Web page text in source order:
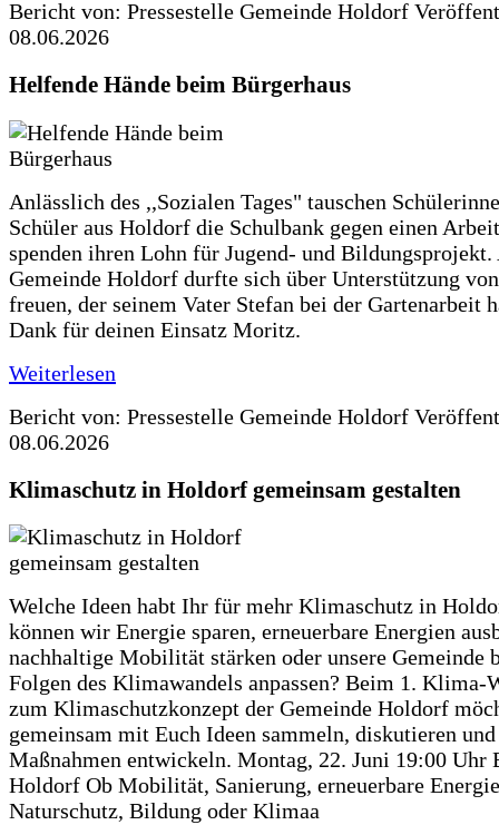
Bericht von: Pressestelle Gemeinde Holdorf
08.06.2026
Helfende Hände beim Bürgerhaus
Anlässlich des ,,Sozialen Tages" tauschen
Schüler aus Holdorf die Schulbank gegen einen
spenden ihren Lohn für Jugend- und Bildungsprojekt.
Gemeinde Holdorf durfte sich über Unterstützung
freuen, der seinem Vater Stefan bei der Gartenarbeit
Dank für deinen Einsatz Moritz.
Weiterlesen
Bericht von: Pressestelle Gemeinde Holdorf
08.06.2026
Klimaschutz in Holdorf gemeinsam gestalten
Welche Ideen habt Ihr für mehr Klimaschutz in
können wir Energie sparen, erneuerbare Energien
nachhaltige Mobilität stärken oder unsere Gemeinde
Folgen des Klimawandels anpassen? Beim 1. Klima-
zum Klimaschutzkonzept der Gemeinde Holdorf
gemeinsam mit Euch Ideen sammeln, diskutieren
Maßnahmen entwickeln. Montag, 22. Juni 19:00 Uhr
Holdorf Ob Mobilität, Sanierung, erneuerbare
Naturschutz, Bildung oder Klimaa